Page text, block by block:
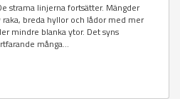
strama linjerna fortsätter. Mängder
raka, breda hyllor och lådor med mer
mindre blanka ytor. Det syns
många...